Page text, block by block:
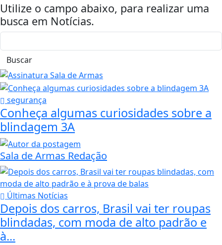
Utilize o campo abaixo, para realizar uma
busca em Notícias.
Buscar
segurança
Conheça algumas curiosidades sobre a
blindagem 3A
Sala de Armas Redação
Últimas Notícias
Depois dos carros, Brasil vai ter roupas
blindadas, com moda de alto padrão e
à...